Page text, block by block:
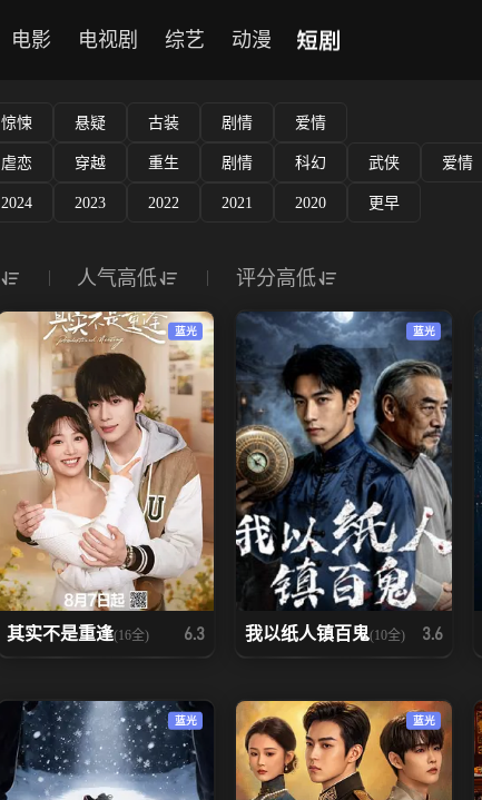
电影 电视剧 综艺 动漫 短剧
惊悚 悬疑 古装 剧情 爱情
虐恋 穿越 重生 剧情 科幻 武侠 爱情
2024 2023 2022 2021 2020 更早
人气高低 评分高低
蓝光
其实不是重逢(16全) 6.3
蓝光
我以纸人镇百鬼(10全) 3.6
蓝光 蓝光